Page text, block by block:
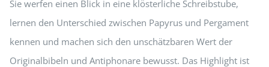
Sie werfen einen Blick in eine klösterliche Schreibstube,
lernen den Unterschied zwischen Papyrus und Pergament
kennen und machen sich den unschätzbaren Wert der
Originalbibeln und Antiphonare bewusst. Das Highlight ist